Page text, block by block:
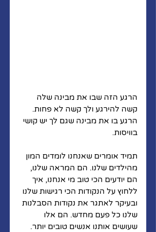
הרגע הזה שבו את מבינה שלה
קשה להירגע ולך קשה לא פחות.
הרגע בו את מבינה שגם לך יש קושי
בוויסות.
תמיד אומרים שאנחנו לומדים המון
מהילדים שלנו. הם המראה שלנו,
הם יודעים הכי טוב מי אנחנו, איך
ללחוץ על הנקודות הכי רגישות שלנו
ובעיקר לאתגר את נקודות הסבלנות
שלנו כל פעם מחדש. הם אלו
שעושים אותנו אנשים טובים יותר.